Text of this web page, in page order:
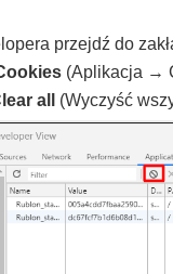
przejdź do
(Aplikacja →
all (Wyczyść